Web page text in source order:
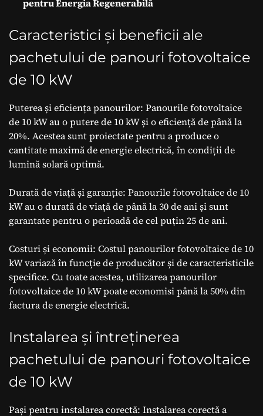
pentru Energia Regenerabilă
Caracteristici și beneficii ale
pachetului de panouri fotovoltaice
de 10 kW
Puterea și eficiența panourilor: Panourile fotovoltaice
de 10 kW au o putere de 10 kW și o eficiență de până la
20%. Acestea sunt proiectate pentru a produce o
cantitate maximă de energie electrică, în condiții de
lumină solară optimă.
Durată de viață și garanție: Panourile fotovoltaice de 10
kW au o durată de viață de până la 30 de ani și sunt
garantate pentru o perioadă de cel puțin 25 de ani.
Costuri și economii: Costul panourilor fotovoltaice de 10
kW variază în funcție de producător și de caracteristicile
specifice. Cu toate acestea, utilizarea panourilor
fotovoltaice de 10 kW poate economisi până la 50% din
factura de energie electrică.
Instalarea și întreținerea
pachetului de panouri fotovoltaice
de 10 kW
Pași pentru instalarea corectă: Instalarea corectă a